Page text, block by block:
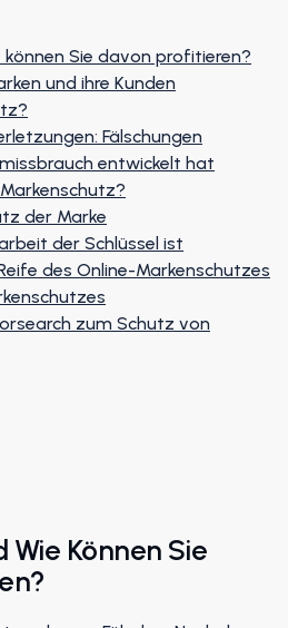
Sie davon profitieren?
und ihre Kunden
Fälschungen
entwickelt hat
der Marke
der Schlüssel ist
des Online-Markenschutzes
zum Schutz von
Wie Können Sie